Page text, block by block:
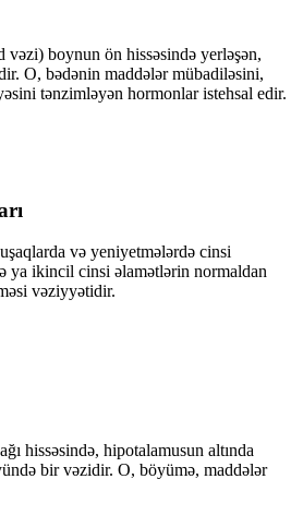
boynun ön hissəsində yerləşən,
O, bədənin maddələr mübadiləsini,
tənzimləyən hormonlar istehsal edir.
və yeniyetmələrdə cinsi
ya ikincil cinsi əlamətlərin normaldan
vəziyyətidir.
hissəsində, hipotalamusun altında
bir vəzidir. O, böyümə, maddələr